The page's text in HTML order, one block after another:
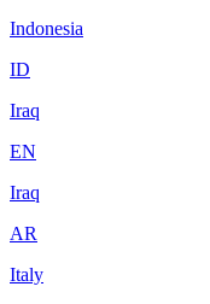
Indonesia
ID
Iraq
EN
Iraq
AR
Italy